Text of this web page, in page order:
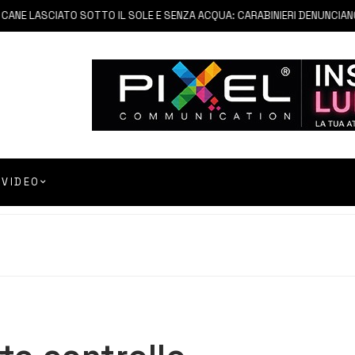
LASCIATO SOTTO IL SOLE E SENZA ACQUA: CARABINIERI DENUNCIANO
VIDEO